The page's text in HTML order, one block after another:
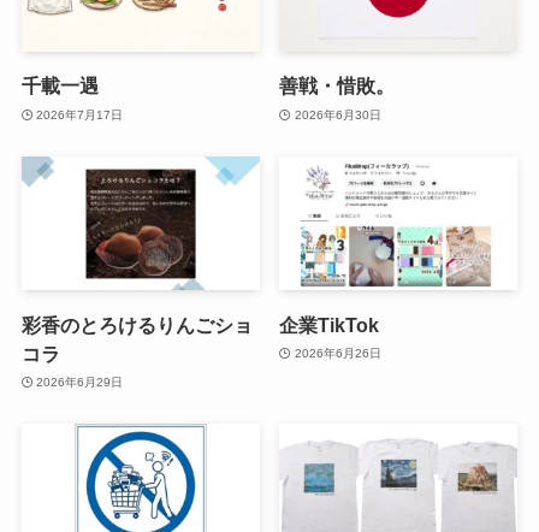
千載一遇
2026年7月17日
善戦・惜敗。
2026年6月30日
彩香のとろけるりんごショ
コラ
2026年6月29日
企業TikTok
2026年6月26日